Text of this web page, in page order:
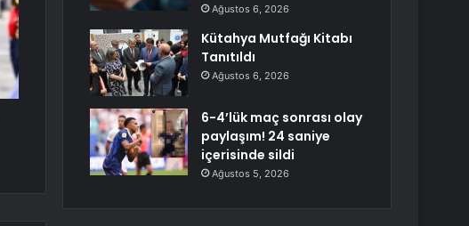
Ağustos 6, 2026
Kütahya Mutfağı Kitabı
Tanıtıldı
Ağustos 6, 2026
6-4’lük maç sonrası olay
paylaşım! 24 saniye
içerisinde sildi
Ağustos 5, 2026